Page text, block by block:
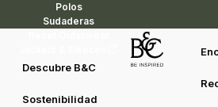
Polos
Sudaderas
Descubre B&C
Sostenibilidad